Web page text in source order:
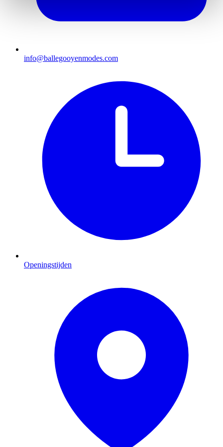
info@ballegooyenmodes.com
Openingstijden